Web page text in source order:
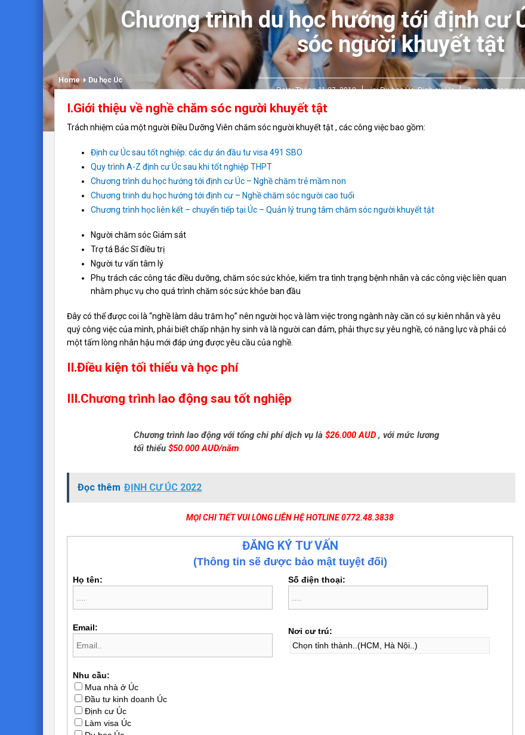
Chương trình du học hướng tới định cư
sóc người khuyết tật
Date:Tháng 11 07, 2018 in:Du học Úc,Định cư Úc Leave a
Home Du học Úc
I.Giới thiệu về nghề chăm sóc người khuyết tật
Trách nhiệm của một người Điều Dưỡng Viên chăm sóc người khuyết tật , các công việc bao gồm:
Định cư Úc sau tốt nghiệp: các dự án đầu tư visa 491 SBO
Quy trình A-Z định cư Úc sau khi tốt nghiệp THPT
Chương trình du học hướng tới định cư Úc – Nghề chăm trẻ mầm non
Chương trinh du học hướng tới định cư – Nghề chăm sóc người cao tuổi
Chương trình học liên kết – chuyển tiếp tại Úc – Quản lý trung tâm chăm sóc người khuyết tật
Người chăm sóc Giám sát
Trợ tá Bác Sĩ điều trị
Người tư vấn tâm lý
Phụ trách các công tác điều dưỡng, chăm sóc sức khỏe, kiểm tra tình trạng bệnh nhân và các công việc liên quan
nhằm phục vụ cho quá trình chăm sóc sức khỏe ban đầu
Đây có thể được coi là “nghề làm dâu trăm họ” nên người học và làm việc trong ngành này cần có sự kiên nhẫn và yêu
quý công việc của mình, phải biết chấp nhận hy sinh và là người can đảm, phải thực sự yêu nghề, có năng lực và phải có
một tấm lòng nhân hậu mới đáp ứng được yêu cầu của nghề.
II.Điều kiện tối thiểu và học phí
III.Chương trình lao động sau tốt nghiệp
Chương trình lao động với tổng chi phí dịch vụ là $26.000 AUD , với mức lương
tối thiểu$50.000 AUD/năm
Đọc thêm ĐỊNH CƯ ÚC 2022
MỌI CHI TIẾT VUI LÒNG LIÊN HỆ HOTLINE 0772.48.3838
ĐĂNG KÝ TƯ VẤN
(Thông tin sẽ được bảo mật tuyệt đối)
Họ tên: Số điện thoại:
Email: Nơi cư trú:
Nhu cầu:
Mua nhà ở Úc
Đầu tư kinh doanh Úc
Định cư Úc
Làm visa Úc